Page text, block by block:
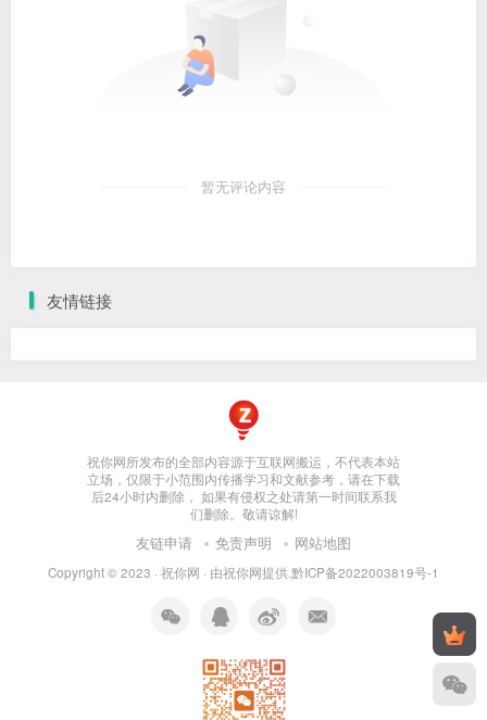
暂无评论内容
友情链接
祝你网所发布的全部内容源于互联网搬运，不代表本站
立场，仅限于小范围内传播学习和文献参考，请在下载
后24小时内删除， 如果有侵权之处请第一时间联系我
们删除。敬请谅解!
友链申请 免责声明 网站地图
Copyright © 2023 · 祝你网 · 由祝你网提供.黔ICP备2022003819号-1